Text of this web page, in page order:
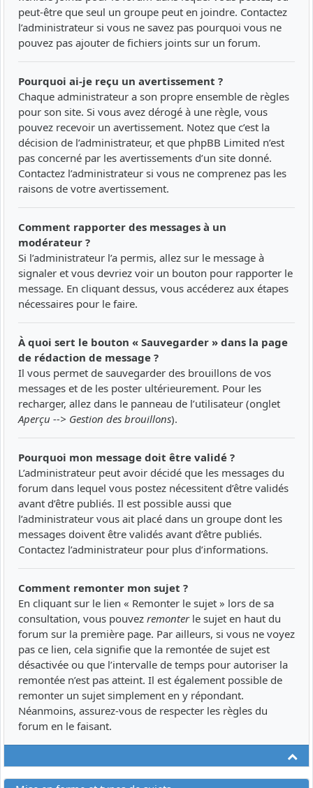
peut-être que seul un groupe peut en joindre. Contactez
l’administrateur si vous ne savez pas pourquoi vous ne
pouvez pas ajouter de fichiers joints sur un forum.
Pourquoi ai-je reçu un avertissement ?
Chaque administrateur a son propre ensemble de règles
pour son site. Si vous avez dérogé à une règle, vous
pouvez recevoir un avertissement. Notez que c’est la
décision de l’administrateur, et que phpBB Limited n’est
pas concerné par les avertissements d’un site donné.
Contactez l’administrateur si vous ne comprenez pas les
raisons de votre avertissement.
Comment rapporter des messages à un
modérateur ?
Si l’administrateur l’a permis, allez sur le message à
signaler et vous devriez voir un bouton pour rapporter le
message. En cliquant dessus, vous accéderez aux étapes
nécessaires pour le faire.
À quoi sert le bouton « Sauvegarder » dans la page
de rédaction de message ?
Il vous permet de sauvegarder des brouillons de vos
messages et de les poster ultérieurement. Pour les
recharger, allez dans le panneau de l’utilisateur (onglet
Aperçu --> Gestion des brouillons).
Pourquoi mon message doit être validé ?
L’administrateur peut avoir décidé que les messages du
forum dans lequel vous postez nécessitent d’être validés
avant d’être publiés. Il est possible aussi que
l’administrateur vous ait placé dans un groupe dont les
messages doivent être validés avant d’être publiés.
Contactez l’administrateur pour plus d’informations.
Comment remonter mon sujet ?
En cliquant sur le lien « Remonter le sujet » lors de sa
consultation, vous pouvez remonterle sujet en haut du
forum sur la première page. Par ailleurs, si vous ne voyez
pas ce lien, cela signifie que la remontée de sujet est
désactivée ou que l’intervalle de temps pour autoriser la
remontée n’est pas atteint. Il est également possible de
remonter un sujet simplement en y répondant.
Néanmoins, assurez-vous de respecter les règles du
forum en le faisant.